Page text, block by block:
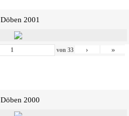
Döben 2001
von 33 › »
Döben 2000